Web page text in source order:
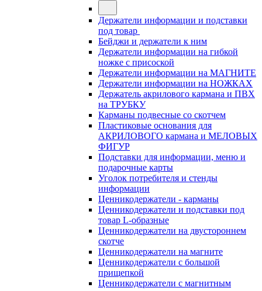
Держатели информации и подставки
под товар
Бейджи и держатели к ним
Держатели информации на гибкой
ножке с присоской
Держатели информации на МАГНИТЕ
Держатели информации на НОЖКАХ
Держатель акрилового кармана и ПВХ
на ТРУБКУ
Карманы подвесные со скотчем
Пластиковые основания для
АКРИЛОВОГО кармана и МЕЛОВЫХ
ФИГУР
Подставки для информации, меню и
подарочные карты
Уголок потребителя и стенды
информации
Ценникодержатели - карманы
Ценникодержатели и подставки под
товар L-образные
Ценникодержатели на двустороннем
скотче
Ценникодержатели на магните
Ценникодержатели с большой
прищепкой
Ценникодержатели с магнитным